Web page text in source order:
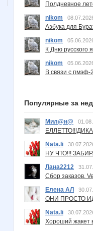
Полдневное
nikom
Азбука для
nikom
К Дню русского
nikom
В связи с пмэф-
Популярные за
Мил@н@
Nata.li
НУ ЧТО!!!
Лана2212
Сбор заказов.
Елена АЛ
ОНИ ПРОСТО
Nata.li
Хороший жакет